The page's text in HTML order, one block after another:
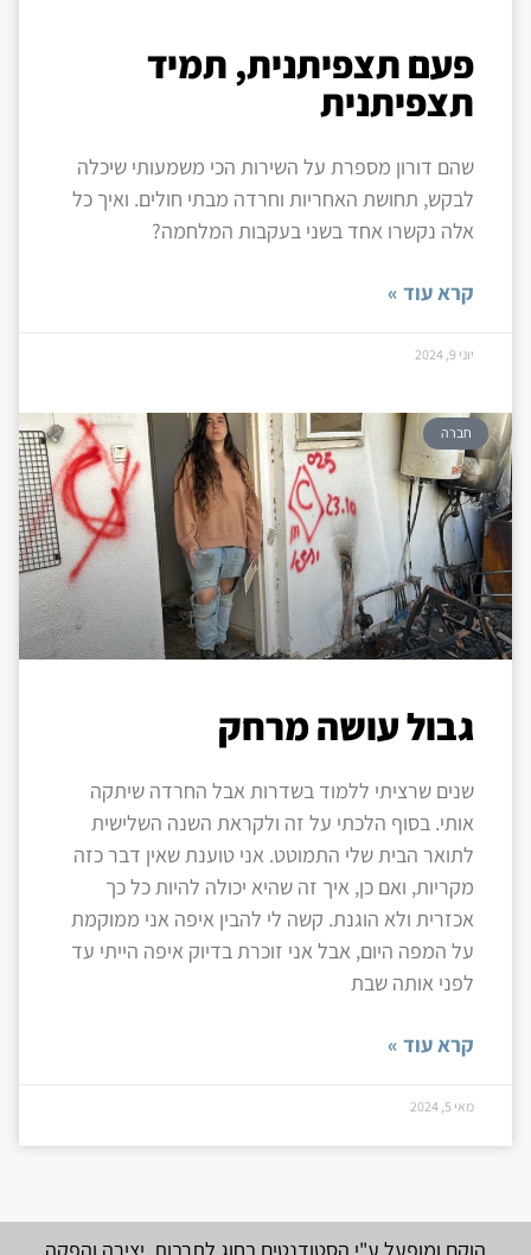
פעם תצפיתנית, תמיד
תצפיתנית
שהם דורון מספרת על השירות הכי משמעותי שיכלה
לבקש, תחושת האחריות וחרדה מבתי חולים. ואיך כל
אלה נקשרו אחד בשני בעקבות המלחמה?
קרא עוד »
יוני 9, 2024
חברה
גבול עושה מרחק
שנים שרציתי ללמוד בשדרות אבל החרדה שיתקה
אותי. בסוף הלכתי על זה ולקראת השנה השלישית
לתואר הבית שלי התמוטט. אני טוענת שאין דבר כזה
מקריות, ואם כן, איך זה שהיא יכולה להיות כל כך
אכזרית ולא הוגנת. קשה לי להבין איפה אני ממוקמת
על המפה היום, אבל אני זוכרת בדיוק איפה הייתי עד
לפני אותה שבת
קרא עוד »
מאי 5, 2024